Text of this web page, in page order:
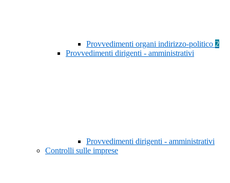
Provvedimenti organi indirizzo-politico 2
Provvedimenti dirigenti - amministrativi
Provvedimenti dirigenti - amministrativi
Controlli sulle imprese